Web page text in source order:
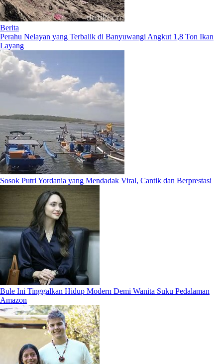
Berita
Perahu Nelayan yang Terbalik di Banyuwangi Angkut 1,8 Ton Ikan
Layang
Sosok Putri Yordania yang Mendadak Viral, Cantik dan Berprestasi
Bule Ini Tinggalkan Hidup Modern Demi Wanita Suku Pedalaman
Amazon